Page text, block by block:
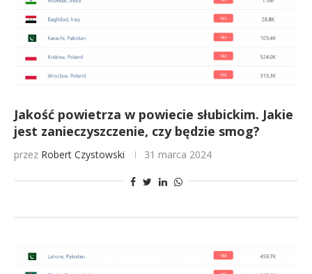
Jakość powietrza w powiecie słubickim. Jakie
jest zanieczyszczenie, czy będzie smog?
przez Robert Czystowski 31 marca 2024